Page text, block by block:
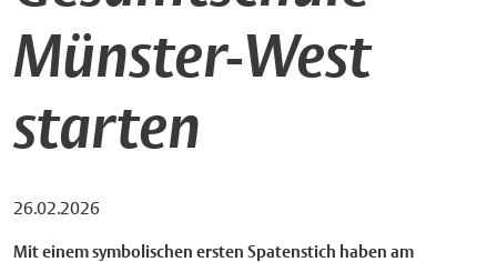
Münster-West
starten
26.02.2026
Mit einem symbolischen ersten Spatenstich haben am